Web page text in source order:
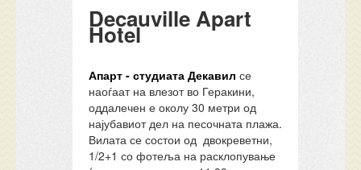
Decauville Apart
Hotel
Апарт - студиата Декавил се
наоѓаат на влезот во Геракини,
оддалечен е околу 30 метри од
најубавиот дел на песочната плажа.
Вилата се состои од двокреветни,
1/2+1 со фотеља на расклопување